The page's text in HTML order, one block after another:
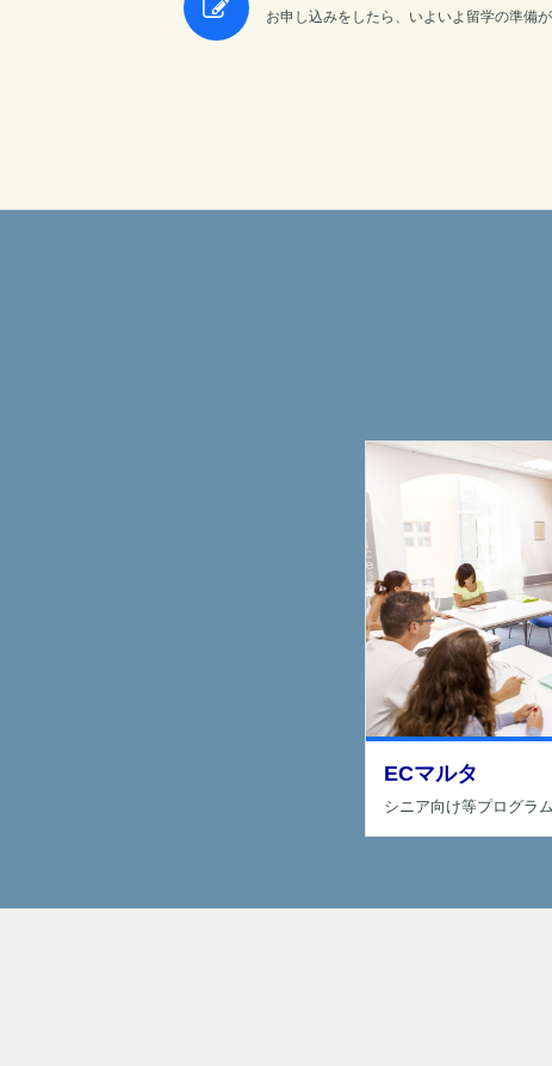
お申し込みをしたら、いよいよ留学の準備が
ECマルタ
シニア向け等プログラ